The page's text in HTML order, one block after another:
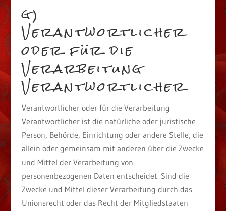
g)
Verantwortlicher
oder für die
Verarbeitung
Verantwortlicher
Verantwortlicher oder für die Verarbeitung
Verantwortlicher ist die natürliche oder juristische
Person, Behörde, Einrichtung oder andere Stelle, die
allein oder gemeinsam mit anderen über die Zwecke
und Mittel der Verarbeitung von
personenbezogenen Daten entscheidet. Sind die
Zwecke und Mittel dieser Verarbeitung durch das
Unionsrecht oder das Recht der Mitgliedstaaten